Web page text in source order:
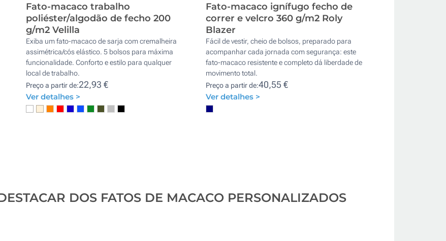
Fato-macaco trabalho
poliéster/algodão de fecho 200
g/m2 Velilla
Exiba um fato-macaco de sarja com cremalheira
assimétrica/cós elástico. 5 bolsos para máxima
funcionalidade. Conforto e estilo para qualquer
local de trabalho.
Preço a partir de:22,93 €
Ver detalhes >
Fato-macaco ignífugo fecho de
correr e velcro 360 g/m2 Roly
Blazer
Fácil de vestir, cheio de bolsos, preparado para
acompanhar cada jornada com segurança: este
fato-macaco resistente e completo dá liberdade de
movimento total.
Preço a partir de:40,55 €
Ver detalhes >
DOS FATOS DE MACACO PERSONALIZADOS